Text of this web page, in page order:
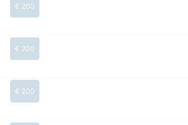
€ 200
€ 200
€ 200